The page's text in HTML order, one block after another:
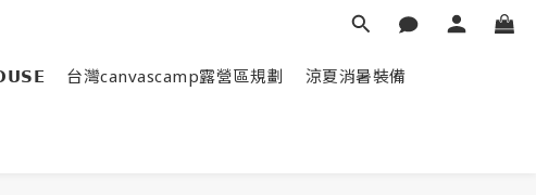
台灣canvascamp露營區規劃 涼夏消暑裝備